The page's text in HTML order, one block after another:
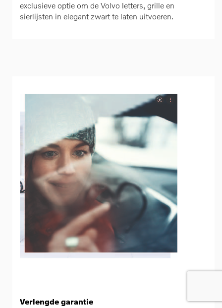
exclusieve optie om de Volvo letters, grille en
sierlijsten in elegant zwart te laten uitvoeren.
Verlengde garantie